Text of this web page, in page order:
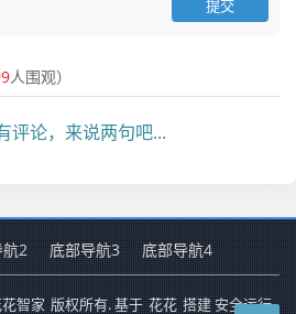
人围观）
评论，来说两句吧...
2 底部导航3 底部导航4
智家 版权所有. 基于 花花 搭建 安全运行